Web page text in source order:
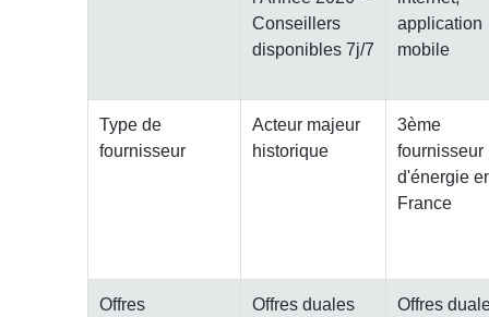
Conseillers
disponibles 7j/7
application
mobile
Type de
fournisseur
Acteur majeur
historique
3ème
fournisseur
d'énergie
France
Offres
Offres duales
Offres